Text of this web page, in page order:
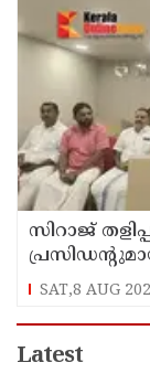
സിറാജ്
നടത്തി
SAT,8 AUG
Latest